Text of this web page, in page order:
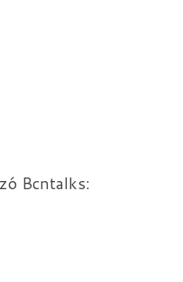
Bcntalks: